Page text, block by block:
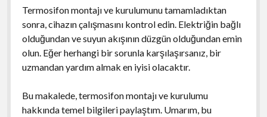
Termosifon montajı ve kurulumunu tamamladıktan
sonra, cihazın çalışmasını kontrol edin. Elektriğin bağlı
olduğundan ve suyun akışının düzgün olduğundan emin
olun. Eğer herhangi bir sorunla karşılaşırsanız, bir
uzmandan yardım almak en iyisi olacaktır.
Bu makalede, termosifon montajı ve kurulumu
hakkında temel bilgileri paylaştım. Umarım, bu